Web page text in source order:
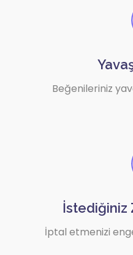
Beğenileriniz
İstediğiniz
İptal etmenizi